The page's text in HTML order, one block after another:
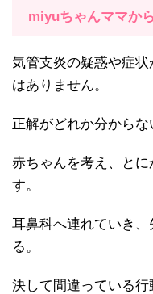
miyuちゃんママか
気管支炎の疑惑や症
はありません。
正解がどれか分からな
赤ちゃんを考え、と
す。
耳鼻科へ連れていき
る。
決して間違っている行